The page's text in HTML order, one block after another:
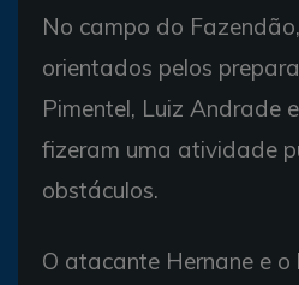
No campo do
orientados pelos
Pimentel, Luiz Andrade
fizeram uma atividade
obstáculos.
O atacante Hernane e